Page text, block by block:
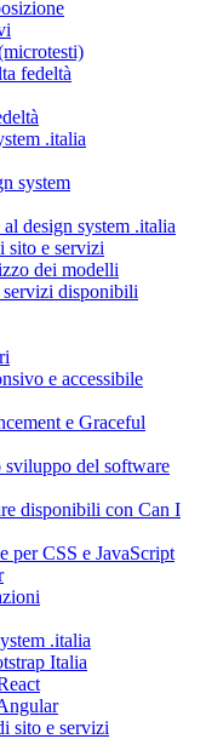
fedeltà
.italia
system
design system .italia
sito e servizi
dei modelli
disponibili
e accessibile
e Graceful
del software
disponibili con Can I
per CSS e JavaScript
.italia
Italia
sito e servizi